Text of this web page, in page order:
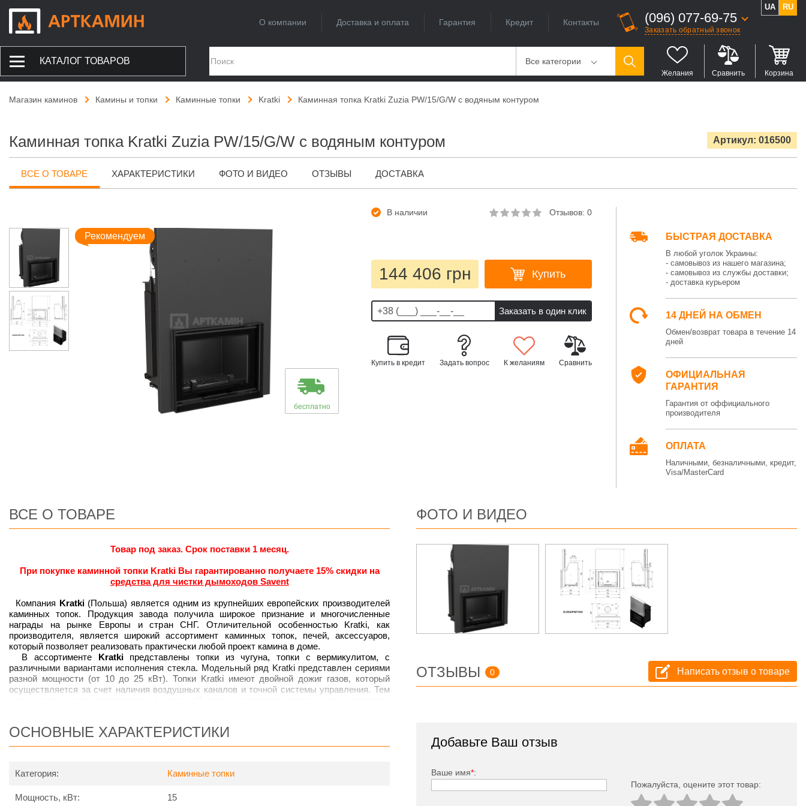
О компании Доставка и оплата Гарантия Кредит Контакты (096) 077-69-75
Заказать обратный звонок
UA RU
КАТАЛОГ ТОВАРОВ Все категории
Желания Сравнить Корзина
Магазин каминов Камины и топки Каминные топки Kratki Каминная топка Kratki Zuzia PW/15/G/W с водяным контуром
Каминная топка Kratki Zuzia PW/15/G/W с водяным контуром Артикул: 016500
ВСЕ О ТОВАРЕ ХАРАКТЕРИСТИКИ ФОТО И ВИДЕО ОТЗЫВЫ ДОСТАВКА
Рекомендуем
бесплатно
В наличии Отзывов: 0
144 406 грн Купить
Купить в кредит Задать вопрос К желаниям Сравнить
БЫСТРАЯ ДОСТАВКА
В любой уголок Украины:
- самовывоз из нашего магазина;
- самовывоз из службы доставки;
- доставка курьером
14 ДНЕЙ НА ОБМЕН
Обмен/возврат товара в течение 14
дней
ОФИЦИАЛЬНАЯ
ГАРАНТИЯ
Гарантия от оффициального
производителя
ОПЛАТА
Наличными, безналичными, кредит,
Visa/MasterCard
ВСЕ О ТОВАРЕ
Товар под заказ. Срок поставки 1 месяц.
При покупке каминной топки Kratki Вы гарантированно получаете 15% скидки на
средства для чистки дымоходов Savent
Компания Kratki(Польша) является одним из крупнейших европейских производителей
каминных топок. Продукция завода получила широкое признание и многочисленные
награды на рынке Европы и стран СНГ. Отличительной особенностью Kratki, как
производителя, является широкий ассортимент каминных топок, печей, аксессуаров,
который позволяет реализовать практически любой проект камина в доме.
В ассортименте Kratkiпредставлены топки из чугуна, топки с вермикулитом, c
различными вариантами исполнения стекла. Модельный ряд Kratki представлен сериями
разной мощности (от 10 до 25 кВт). Топки Kratki имеют двойной дожиг газов, который
осуществляется за счет наличия воздушных каналов и точной системы управления. Тем
подъемной дверцей.
Корпус и лицевая часть топки сделаны из котловой стали толщиной 4
ОСНОВНЫЕ ХАРАКТЕРИСТИКИ
Категория: Каминные топки
Мощность, кВт: 15
ФОТО И ВИДЕО
ОТЗЫВЫ 0 Написать отзыв о товаре
Добавьте Ваш отзыв
Ваше имя*:
Пожалуйста, оцeните этот товар: